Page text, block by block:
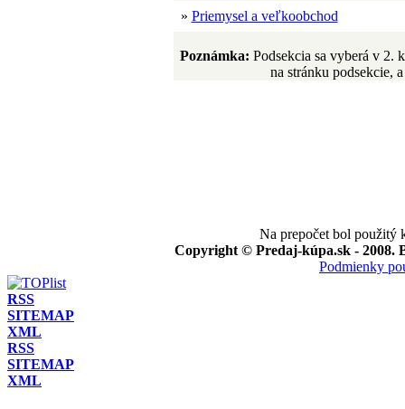
» Priemysel a veľkoobchod
Poznámka: Podsekcia sa vyberá v 2.
na stránku podsekcie,
Na prepočet bol
Copyright © Predaj-kúpa.sk - 2008.
Podmienky
RSS
SITEMAP
XML
RSS
SITEMAP
XML